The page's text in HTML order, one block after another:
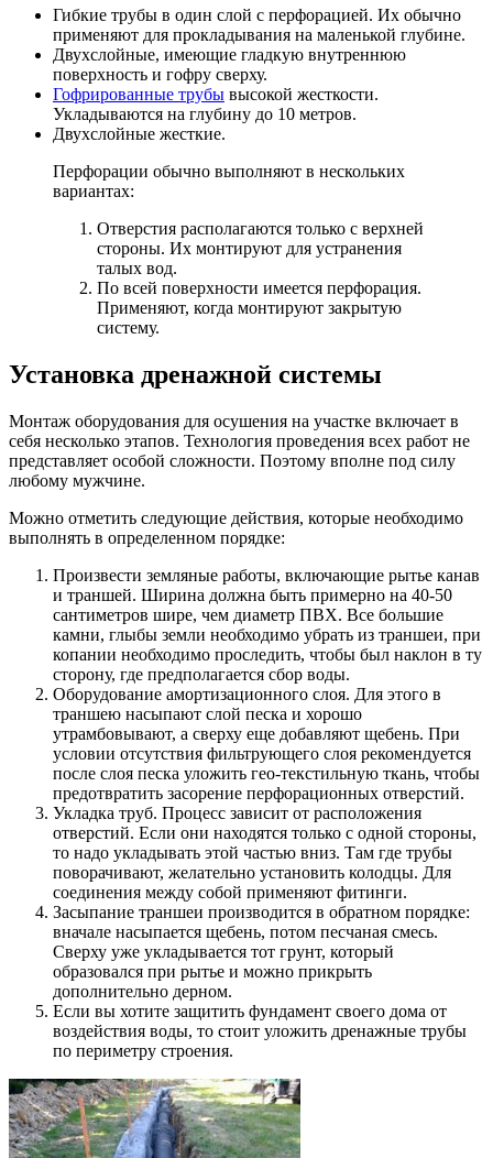
Гибкие трубы в один слой с перфорацией. Их обычно
применяют для прокладывания на маленькой глубине.
Двухслойные, имеющие гладкую внутреннюю
поверхность и гофру сверху.
Гофрированные трубы высокой жесткости.
Укладываются на глубину до 10 метров.
Двухслойные жесткие.
Перфорации обычно выполняют в нескольких
вариантах:
Отверстия располагаются только с верхней
стороны. Их монтируют для устранения
талых вод.
По всей поверхности имеется перфорация.
Применяют, когда монтируют закрытую
систему.
Установка дренажной системы
Монтаж оборудования для осушения на участке включает в
себя несколько этапов. Технология проведения всех работ не
представляет особой сложности. Поэтому вполне под силу
любому мужчине.
Можно отметить следующие действия, которые необходимо
выполнять в определенном порядке:
Произвести земляные работы, включающие рытье канав
и траншей. Ширина должна быть примерно на 40-50
сантиметров шире, чем диаметр ПВХ. Все большие
камни, глыбы земли необходимо убрать из траншеи, при
копании необходимо проследить, чтобы был наклон в ту
сторону, где предполагается сбор воды.
Оборудование амортизационного слоя. Для этого в
траншею насыпают слой песка и хорошо
утрамбовывают, а сверху еще добавляют щебень. При
условии отсутствия фильтрующего слоя рекомендуется
после слоя песка уложить гео-текстильную ткань, чтобы
предотвратить засорение перфорационных отверстий.
Укладка труб. Процесс зависит от расположения
отверстий. Если они находятся только с одной стороны,
то надо укладывать этой частью вниз. Там где трубы
поворачивают, желательно установить колодцы. Для
соединения между собой применяют фитинги.
Засыпание траншеи производится в обратном порядке:
вначале насыпается щебень, потом песчаная смесь.
Сверху уже укладывается тот грунт, который
образовался при рытье и можно прикрыть
дополнительно дерном.
Если вы хотите защитить фундамент своего дома от
воздействия воды, то стоит уложить дренажные трубы
по периметру строения.